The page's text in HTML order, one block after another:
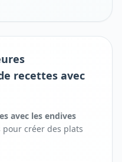
recettes avec
avec les endives
créer des plats